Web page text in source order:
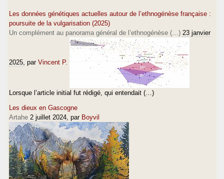
Les données génétiques actuelles autour de l’ethnogénèse française :
poursuite de la vulgarisation (2025)
Un complément au panorama général de l’ethnogénèse (…) 23 janvier
2025 , par Vincent P.
Lorsque l’article initial fut rédigé, qui entendait (…)
Les dieux en Gascogne
Artahe 2 juillet 2024 , par Boyvil